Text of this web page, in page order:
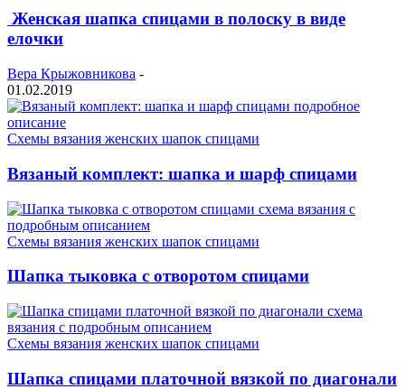
Женская шапка спицами в полоску в виде
елочки
Вера Крыжовникова -
01.02.2019
Схемы вязания женских шапок спицами
Вязаный комплект: шапка и шарф спицами
Схемы вязания женских шапок спицами
Шапка тыковка с отворотом спицами
Схемы вязания женских шапок спицами
Шапка спицами платочной вязкой по диагонали